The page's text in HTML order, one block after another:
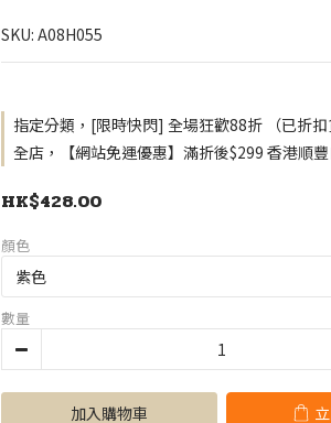
SKU: A08H055
指定分類，[限時快閃] 全場狂歡88折 （已折扣
全店，【網站免運優惠】滿折後$299 香港順
HK$428.00
顏色
數量
加入購物車